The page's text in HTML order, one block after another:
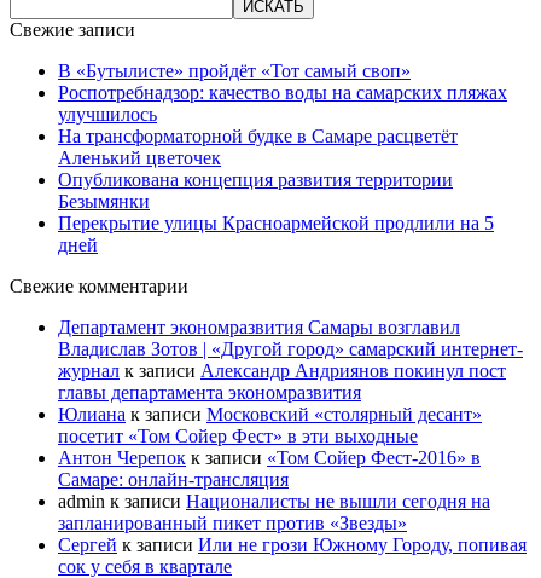
Свежие записи
В «Бутылисте» пройдёт «Тот самый своп»
Роспотребнадзор: качество воды на самарских пляжах
улучшилось
На трансформаторной будке в Самаре расцветёт
Аленький цветочек
Опубликована концепция развития территории
Безымянки
Перекрытие улицы Красноармейской продлили на 5
дней
Свежие комментарии
Департамент экономразвития Самары возглавил
Владислав Зотов | «Другой город» самарский интернет-
журнал к записи Александр Андриянов покинул пост
главы департамента экономразвития
Юлиана к записи Московский «столярный десант»
посетит «Том Сойер Фест» в эти выходные
Антон Черепок к записи «Том Сойер Фест-2016» в
Самаре: онлайн-трансляция
admin к записи Националисты не вышли сегодня на
запланированный пикет против «Звезды»
Сергей к записи Или не грози Южному Городу, попивая
сок у себя в квартале